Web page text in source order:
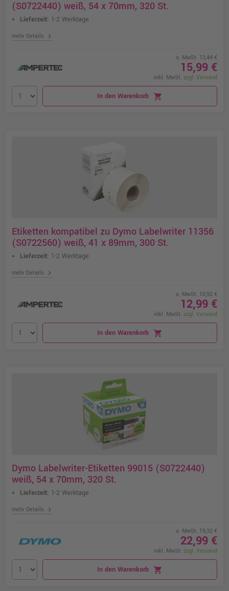
(S0722440) weiß, 54 x 70mm, 320 St.
Lieferzeit: 1-2 Werktage
mehr Details chevron_right
o. MwSt. 13,44 €
15,99 €
inkl. MwSt. zzgl. Versand
In den Warenkorb shopping_cart
Etiketten kompatibel zu Dymo Labelwriter 11356
(S0722560) weiß, 41 x 89mm, 300 St.
Lieferzeit: 1-2 Werktage
mehr Details chevron_right
o. MwSt. 10,92 €
12,99 €
inkl. MwSt. zzgl. Versand
In den Warenkorb shopping_cart
Dymo Labelwriter-Etiketten 99015 (S0722440)
weiß, 54 x 70mm, 320 St.
Lieferzeit: 1-2 Werktage
mehr Details chevron_right
o. MwSt. 19,32 €
22,99 €
inkl. MwSt. zzgl. Versand
In den Warenkorb shopping_cart